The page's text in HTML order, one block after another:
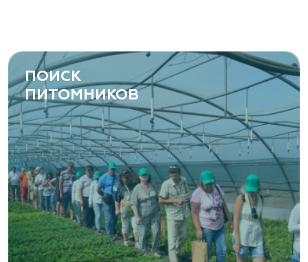
ПОИСК
ПИТОМНИКОВ